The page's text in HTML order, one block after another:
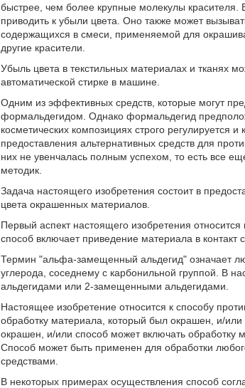
быстрее, чем более крупные молекулы красителя.
приводить к убыли цвета. Оно также может
содержащихся в смеси, применяемой для
другие красители.
Убыль цвета в текстильных материалах и тканях
автоматической стирке в машине.
Одним из эффективных средств, которые могут
формальдегидом. Однако формальдегид
косметических композициях строго
предоставления альтернативных средств для
них не увенчалась полным успехом, то есть все
методик.
Задача настоящего изобретения состоит в
цвета окрашенных материалов.
Первый аспект настоящего изобретения
способ включает приведение материала в
Термин "альфа-замещенный альдегид" означает
углерода, соседнему с карбонильной группой. В
альдегидами или 2-замещенными альдегидами.
Настоящее изобретение относится к способу
обработку материала, который был окрашен, и/
окрашен, и/или способ может включать обработку
Способ может быть применен для обработки
средствами.
В некоторых примерах осуществления способ